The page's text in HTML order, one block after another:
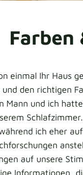
Farben
einmal Ihr Haus
den richtigen
Mann und ich
ich eher
auf unsere
Informationen,